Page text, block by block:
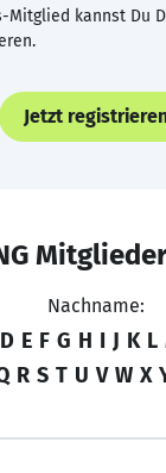
Mitglied kannst Du
Jetzt
Nachname:
D E F G H I J K L
R S T U V W X